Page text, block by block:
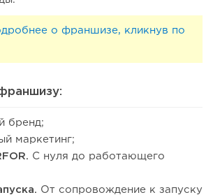
о франшизе, кликнув по
бренд;
маркетинг;
С нуля до работающего
От сопровождение к запуску